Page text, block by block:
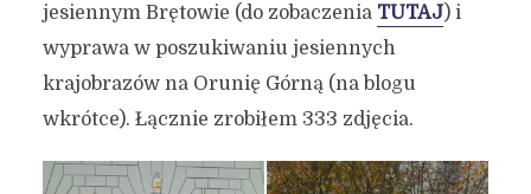
jesiennym Brętowie (do zobaczenia TUTAJ) i
wyprawa w poszukiwaniu jesiennych
krajobrazów na Orunię Górną (na blogu
wkrótce). Łącznie zrobiłem 333 zdjęcia.